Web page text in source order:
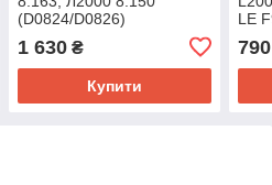
(D0824/D0826)
1 630₴
Купити
LE
790